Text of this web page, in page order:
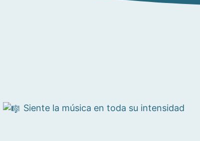
Siente la música en toda su intensidad